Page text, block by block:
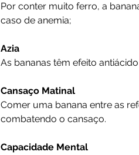
Por conter muito ferro, a
caso de anemia;
Azia
As bananas têm efeito
Cansaço Matinal
Comer uma banana entre as
combatendo o cansaço.
Capacidade Mental